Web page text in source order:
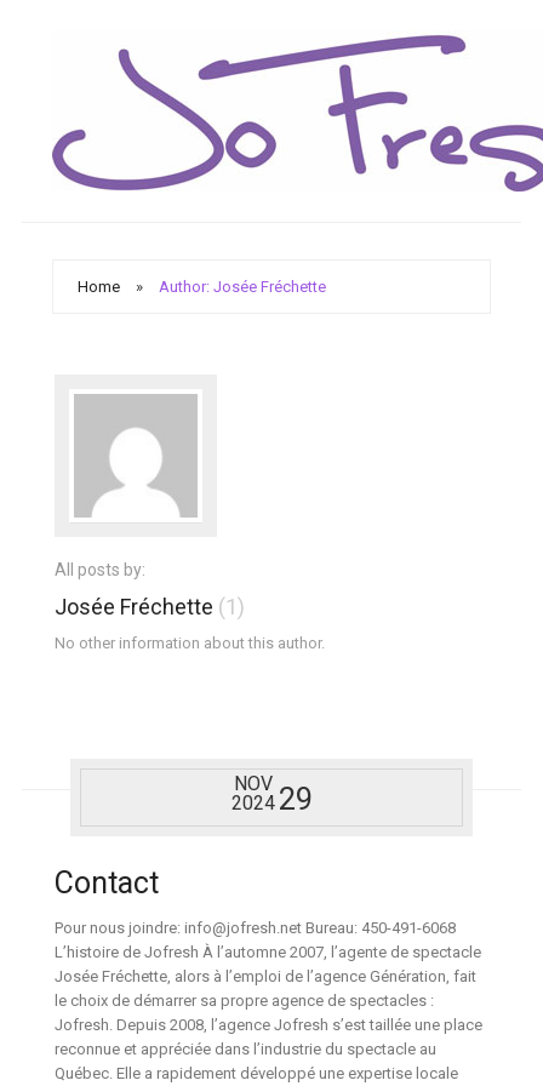
Home » Author: Josée Fréchette
All posts by:
Josée Fréchette (1)
No other information about this author.
NOV
2024 29
Contact
Pour nous joindre: info@jofresh.net Bureau: 450-491-6068
L’histoire de Jofresh À l’automne 2007, l’agente de spectacle
Josée Fréchette, alors à l’emploi de l’agence Génération, fait
le choix de démarrer sa propre agence de spectacles :
Jofresh. Depuis 2008, l’agence Jofresh s’est taillée une place
reconnue et appréciée dans l’industrie du spectacle au
Québec. Elle a rapidement développé une expertise locale